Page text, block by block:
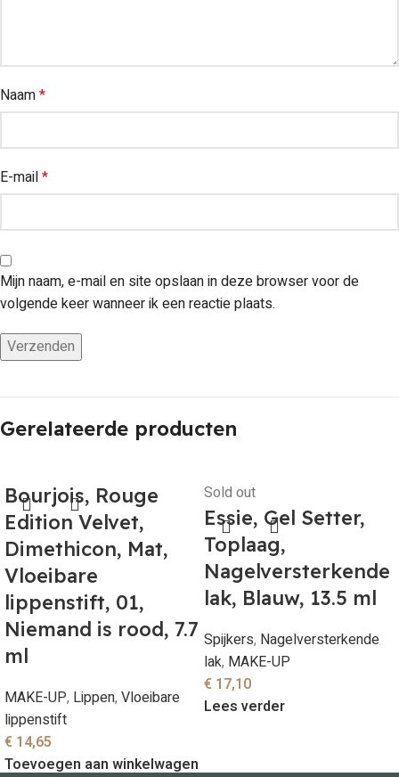
Naam*
E-mail*
Mijn naam, e-mail en site opslaan in deze browser voor de
volgende keer wanneer ik een reactie plaats.
Gerelateerde producten
Bourjois, Rouge
Edition Velvet,
Dimethicon, Mat,
Vloeibare
lippenstift, 01,
Niemand is rood, 7.7
ml
MAKE-UP, Lippen, Vloeibare
lippenstift
€ 14,65
Toevoegen aan winkelwagen
Sold out
Essie, Gel Setter,
Toplaag,
Nagelversterkende
lak, Blauw, 13.5 ml
Spijkers, Nagelversterkende
lak, MAKE-UP
€ 17,10
Lees verder